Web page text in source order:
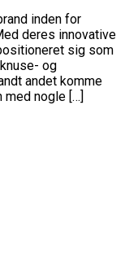
inden for
deres innovative
sig som
og
andet komme
med nogle […]